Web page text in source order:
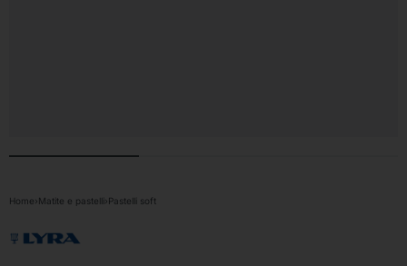
Home›Matite e pastelli›Pastelli soft